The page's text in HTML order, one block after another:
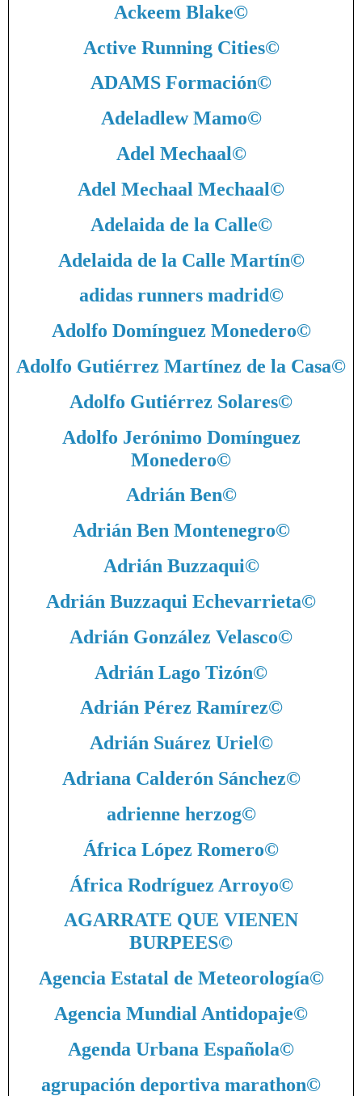
Ackeem Blake©
Active Running Cities©
ADAMS Formación©
Adeladlew Mamo©
Adel Mechaal©
Adel Mechaal Mechaal©
Adelaida de la Calle©
Adelaida de la Calle Martín©
adidas runners madrid©
Adolfo Domínguez Monedero©
Adolfo Gutiérrez Martínez de la Casa©
Adolfo Gutiérrez Solares©
Adolfo Jerónimo Domínguez
Monedero©
Adrián Ben©
Adrián Ben Montenegro©
Adrián Buzzaqui©
Adrián Buzzaqui Echevarrieta©
Adrián González Velasco©
Adrián Lago Tizón©
Adrián Pérez Ramírez©
Adrián Suárez Uriel©
Adriana Calderón Sánchez©
adrienne herzog©
África López Romero©
África Rodríguez Arroyo©
AGARRATE QUE VIENEN
BURPEES©
Agencia Estatal de Meteorología©
Agencia Mundial Antidopaje©
Agenda Urbana Española©
agrupación deportiva marathon©